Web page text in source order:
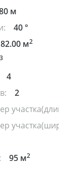
м
40 °
м2
3
4
2
95 м2